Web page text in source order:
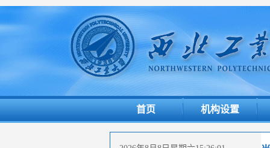
首页 机构设置